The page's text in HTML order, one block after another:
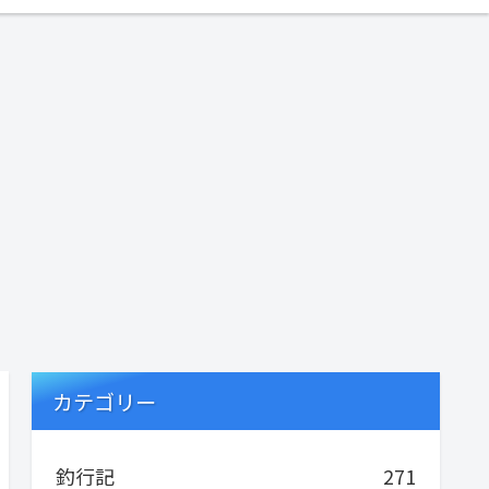
カテゴリー
釣行記
271